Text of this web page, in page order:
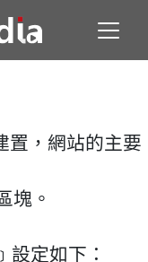
置，網站的主要
塊。
定如下：